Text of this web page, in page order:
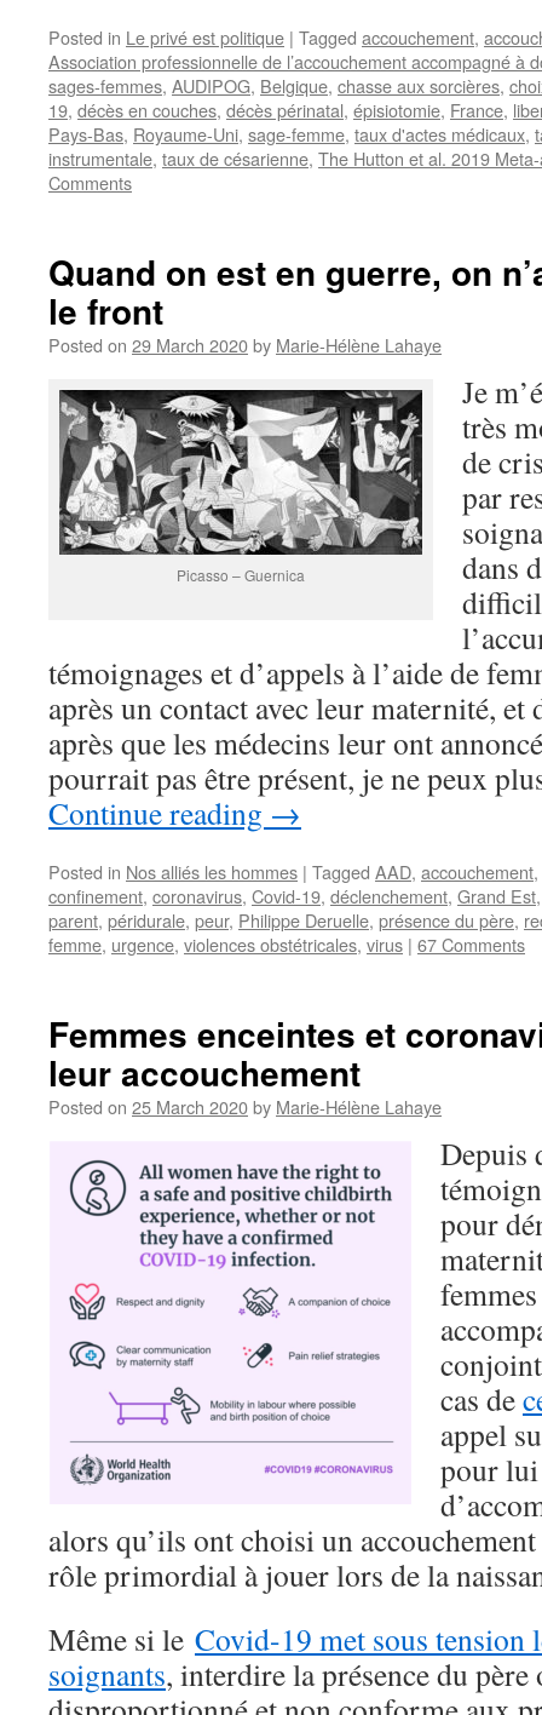
Posted in Le privé est politique | Tagged accouchement,
Association professionnelle de l’accouchement accompagné à
sages-femmes, AUDIPOG, Belgique, chasse aux sorcières,
19, décès en couches, décès périnatal, épisiotomie, France,
Pays-Bas, Royaume-Uni, sage-femme, taux d'actes médicaux,
instrumentale, taux de césarienne, The Hutton et al. 2019
Comments
Quand on est en guerre, on
le front
Posted on 29 March 2020by Marie-Hélène Lahaye
Picasso – Guernica
Je
très
de
par
dans
témoignages et d’appels à l’aide de
après un contact avec leur maternité, et
après que les médecins leur ont
pourrait pas être présent, je ne peux
Continue reading →
Posted in Nos alliés les hommes | Tagged AAD, accouchement,
confinement, coronavirus, Covid-19, déclenchement, Grand Est
parent, péridurale, peur, Philippe Deruelle, présence du père,
femme, urgence, violences obstétricales, virus | 67 Comments
Femmes enceintes et
leur accouchement
Posted on 25 March 2020by Marie-Hélène Lahaye
Depuis
pour
cas de
appel
pour
alors qu’ils ont choisi un
rôle primordial à jouer lors de la
Même si le Covid-19 met sous tension
soignants, interdire la présence du père